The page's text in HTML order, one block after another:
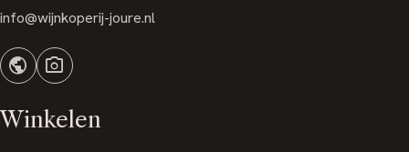
info@wijnkoperij-joure.nl
public photo_camera
Winkelen